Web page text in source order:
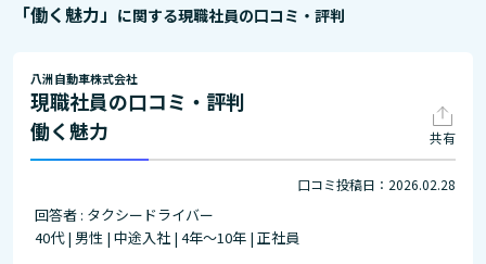
「働く魅力」 に関する現職社員の口コミ・評判
八洲自動車株式会社
現職社員の口コミ・評判
働く魅力
共有
口コミ投稿日：2026.02.28
回答者 : タクシードライバー
40代 | 男性 | 中途入社 | 4年～10年 | 正社員